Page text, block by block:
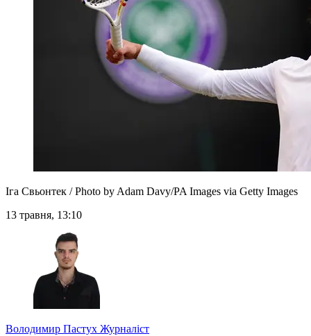
Іга Свьонтек / Photo by Adam Davy/PA Images via Getty Images
13 травня, 13:10
Володимир Пастух Журналіст